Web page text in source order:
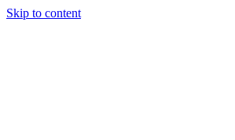
Skip to content